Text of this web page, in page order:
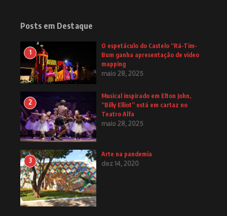
Posts em Destaque
1
O espetáculo do Castelo “Rá-Tim-
Bum ganha apresentação de video
mapping
maio 28, 2025
2
Musical inspirado em Elton John,
“Billy Elliot” está em cartaz no
Teatro Alfa
maio 28, 2025
3
Arte na pandemia
dez 14, 2020